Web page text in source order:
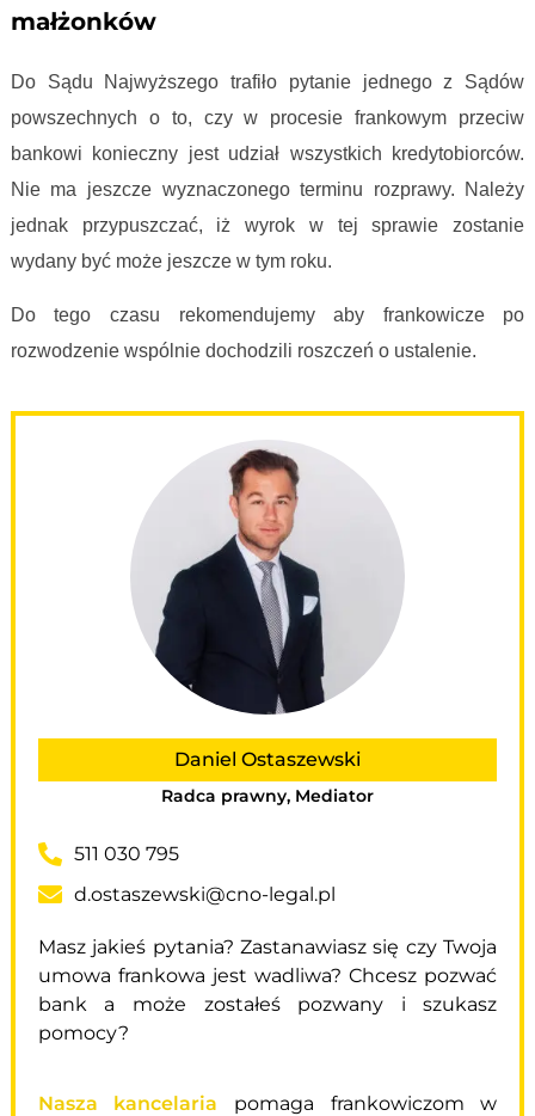
małżonków
Do Sądu Najwyższego trafiło pytanie jednego z Sądów
powszechnych o to, czy w procesie frankowym przeciw
bankowi konieczny jest udział wszystkich kredytobiorców.
Nie ma jeszcze wyznaczonego terminu rozprawy. Należy
jednak przypuszczać, iż wyrok w tej sprawie zostanie
wydany być może jeszcze w tym roku.
Do tego czasu rekomendujemy aby frankowicze po
rozwodzenie wspólnie dochodzili roszczeń o ustalenie.
Daniel Ostaszewski
Radca prawny, Mediator
511 030 795
d.ostaszewski@cno-legal.pl
Masz jakieś pytania? Zastanawiasz się czy Twoja
umowa frankowa jest wadliwa? Chcesz pozwać
bank a może zostałeś pozwany i szukasz
pomocy?
Nasza kancelaria pomaga frankowiczom w